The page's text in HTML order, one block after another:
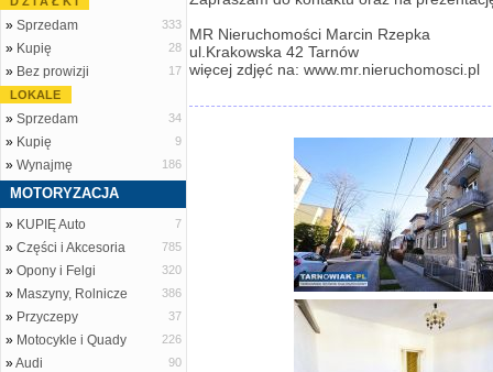
» Sprzedam 333
» Kupię 28
» Bez prowizji
17
LOKALE
» Sprzedam 34
» Kupię 9
» Wynajmę 186
MOTORYZACJA
» KUPIĘ Auto 7
» Części i Akcesoria 785
» Opony i Felgi 320
» Maszyny, Rolnicze 386
» Przyczepy 37
» Motocykle i Quady 226
»Audi 90
MR Nieruchomości Marcin Rzepka
ul.Krakowska 42 Tarnów
więcej zdjęć na: www.mr.nieruchomosci.pl